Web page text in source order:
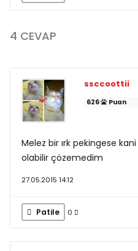
4 CEVAP
ssccoottii
626 Puan
Melez bir ırk pekingese
olabilir çözemedim
27.05.2015 14:12
Patile 0